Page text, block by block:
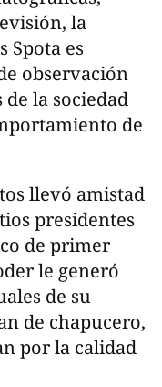
la
Spota es
observación
la sociedad
de
llevó amistad
presidentes
de primer
le generó
de su
de chapucero,
por la calidad